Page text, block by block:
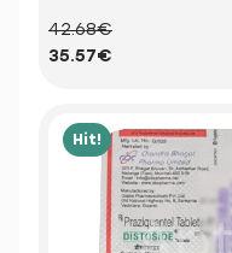
42.68€
35.57€
Hit!